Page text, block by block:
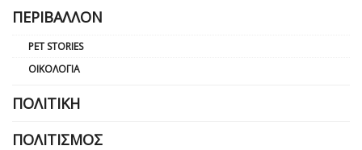
ΠΕΡΙΒΆΛΛΟΝ
PET STORIES
ΟΙΚΟΛΟΓΊΑ
ΠΟΛΙΤΙΚΉ
ΠΟΛΙΤΙΣΜΌΣ